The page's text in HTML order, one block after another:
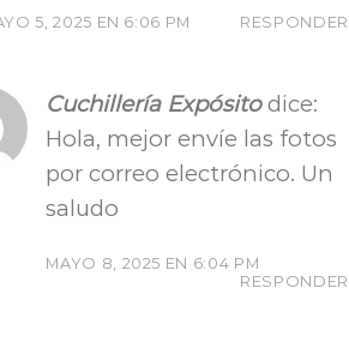
5, 2025 EN 6:06 PM RESPONDER
Cuchillería Expósito dice:
Hola, mejor envíe las fotos
por correo electrónico. Un
saludo
MAYO 8, 2025 EN 6:04 PM
RESPONDER